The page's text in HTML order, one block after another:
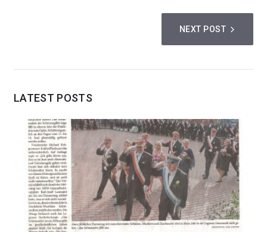
NEXT POST
LATEST POSTS